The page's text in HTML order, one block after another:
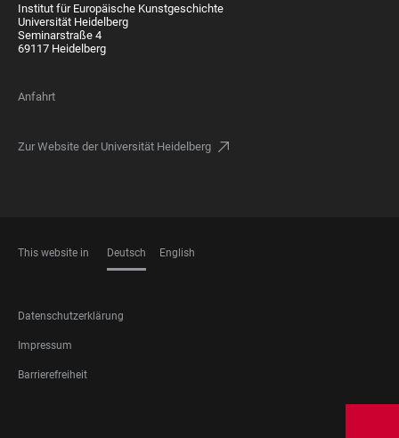
Institut für Europäische Kunstgeschichte
Universität Heidelberg
Seminarstraße 4
69117 Heidelberg
Anfahrt
Zur Website der Universität Heidelberg
This website in Deutsch English
FOOTER
LEGAL
Datenschutzerklärung
Impressum
Barrierefreiheit